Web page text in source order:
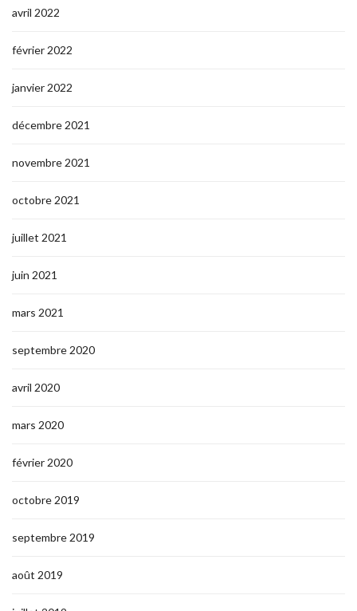
avril 2022
février 2022
janvier 2022
décembre 2021
novembre 2021
octobre 2021
juillet 2021
juin 2021
mars 2021
septembre 2020
avril 2020
mars 2020
février 2020
octobre 2019
septembre 2019
août 2019